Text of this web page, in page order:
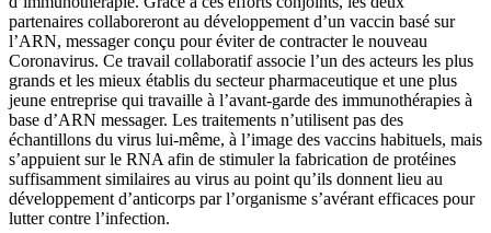
partenaires collaboreront au développement d’un vaccin basé sur
l’ARN, messager conçu pour éviter de contracter le nouveau
Coronavirus. Ce travail collaboratif associe l’un des acteurs les plus
grands et les mieux établis du secteur pharmaceutique et une plus
jeune entreprise qui travaille à l’avant-garde des immunothérapies à
base d’ARN messager. Les traitements n’utilisent pas des
échantillons du virus lui-même, à l’image des vaccins habituels, mais
s’appuient sur le RNA afin de stimuler la fabrication de protéines
suffisamment similaires au virus au point qu’ils donnent lieu au
développement d’anticorps par l’organisme s’avérant efficaces pour
lutter contre l’infection.